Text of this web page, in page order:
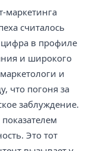
маркетинга
считалось
в профиле
и широкого
и
что погоня за
заблуждение.
Это тот